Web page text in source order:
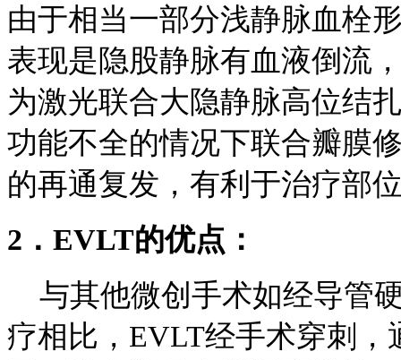
由于相当一部分浅静脉血栓
表现是隐股静脉有血液倒流
为激光联合大隐静脉高位结
功能不全的情况下联合瓣膜
的再通复发，有利于治疗部
2．EVLT的优点：
与其他微创手术如经导管
疗相比，EVLT经手术穿刺